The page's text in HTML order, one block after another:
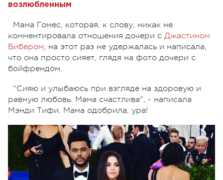
возлюбленным
Мама Гомес, которая, к слову, никак не
комментировала отношения дочери с Джастином
Бибером, на этот раз не удержалась и написала,
что она просто сияет, глядя на фото дочери с
бойфрендом.
"Сияю и улыбаюсь при взгляде на здоровую и
равную любовь. Мама счастлива", - написала
Мэнди Тифи. Мама одобрила, ура!